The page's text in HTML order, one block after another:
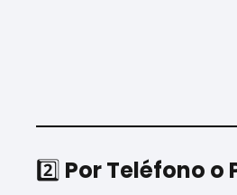
2️⃣ Por Teléfono o